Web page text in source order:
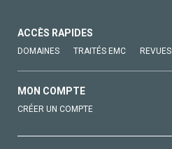
ACCÈS RAPIDES
DOMAINES TRAITÉS EMC REVUES
MON COMPTE
CRÉER UN COMPTE